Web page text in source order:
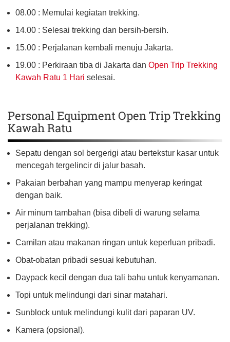
08.00 : Memulai kegiatan trekking.
14.00 : Selesai trekking dan bersih-bersih.
15.00 : Perjalanan kembali menuju Jakarta.
19.00 : Perkiraan tiba di Jakarta dan Open Trip Trekking
Kawah Ratu 1 Hari selesai.
Personal Equipment Open Trip Trekking
Kawah Ratu
Sepatu dengan sol bergerigi atau bertekstur kasar untuk
mencegah tergelincir di jalur basah.
Pakaian berbahan yang mampu menyerap keringat
dengan baik.
Air minum tambahan (bisa dibeli di warung selama
perjalanan trekking).
Camilan atau makanan ringan untuk keperluan pribadi.
Obat-obatan pribadi sesuai kebutuhan.
Daypack kecil dengan dua tali bahu untuk kenyamanan.
Topi untuk melindungi dari sinar matahari.
Sunblock untuk melindungi kulit dari paparan UV.
Kamera (opsional).